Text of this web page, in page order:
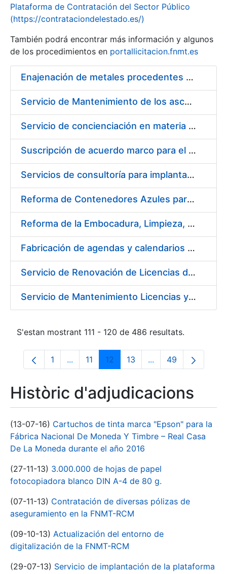
Mostra/Amaga
Plataforma de Contratación del Sector Público
(https://contrataciondelestado.es/)
También podrá encontrar más información y algunos
de los procedimientos en portallicitacion.fnmt.es
Enajenación de metales procedentes de desmonetización
Servicio de Mantenimiento de los ascensores, montacargas y plataformas de minusválidos instalados en la FNMT-RCM
Servicio de concienciación en materia de prevención de riesgos laborales
Suscripción de acuerdo marco para el servicio de diseño y producción del material gráfico necesario para el desarrollo de la actividad comercial, institucional y cultural de la entidad pública empresarial Fábrica Nacional de Moneda y Timbre-Real Casa de la Moneda (FNMT-RCM)
Servicios de consultoría para implantación por fases de un sistema de gestión del ciclo de vida de las aplicaciones en el área de desarrollo de CERES (fase 2)
Reforma de Contenedores Azules para Transporte y Almacenaje de Cospel de Acuñar Moneda
Reforma de la Embocadura, Limpieza, Pintado y Numerado de 700 Contenedores Verdes para Moneda
Fabricación de agendas y calendarios de la FNMT-RCM 2020
Servicio de Renovación de Licencias de Productos Autodesk
Servicio de Mantenimiento Licencias y Soporte a Implantación Liferay de CERES
S'estan mostrant 111 - 120 de 486 resultats.
Pàgina
1 ...Pàgines intermèdies Utilitzeu TAB per
Pàgina
11 Pàgina
12 Pàgina
13 ...PàginesPàgina
49
Històric d'adjudicacions
(13-07-16) Cartuchos de tinta marca "Epson" para la
Fábrica Nacional De Moneda Y Timbre – Real Casa
De La Moneda durante el año 2016
(27-11-13) 3.000.000 de hojas de papel
fotocopiadora blanco DIN A-4 de 80 g.
(07-11-13) Contratación de diversas pólizas de
aseguramiento en la FNMT-RCM
(09-10-13) Actualización del entorno de
digitalización de la FNMT-RCM
(29-07-13) Servicio de implantación de la plataforma